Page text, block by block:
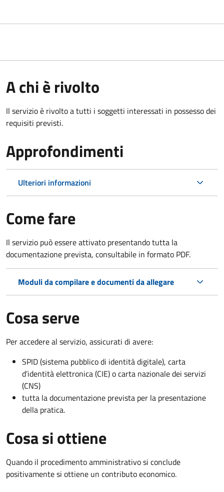
A chi è rivolto
Il servizio è rivolto a tutti i soggetti interessati in possesso dei
requisiti previsti.
Approfondimenti
Ulteriori informazioni
Come fare
Il servizio può essere attivato presentando tutta la
documentazione prevista, consultabile in formato PDF.
Moduli da compilare e documenti da allegare
Cosa serve
Per accedere al servizio, assicurati di avere:
SPID (sistema pubblico di identità digitale), carta
d’identità elettronica (CIE) o carta nazionale dei servizi
(CNS)
tutta la documentazione prevista per la presentazione
della pratica.
Cosa si ottiene
Quando il procedimento amministrativo si conclude
positivamente si ottiene un contributo economico.